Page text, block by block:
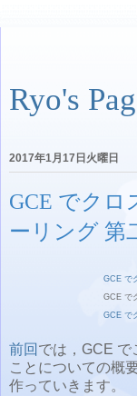
Ryo's
2017年1月17日火曜日
GCE でクロ
ーリング 第
GCE で
GCE で
GCE で
前回 では，GCE で
ことについての概
作っていきます。